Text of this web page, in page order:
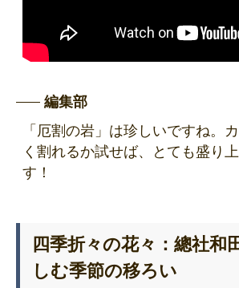
編集部
「厄割の岩」は珍しいですね。
く割れるか試せば、とても盛り
す！
四季折々の花々：總社和
しむ季節の移ろい